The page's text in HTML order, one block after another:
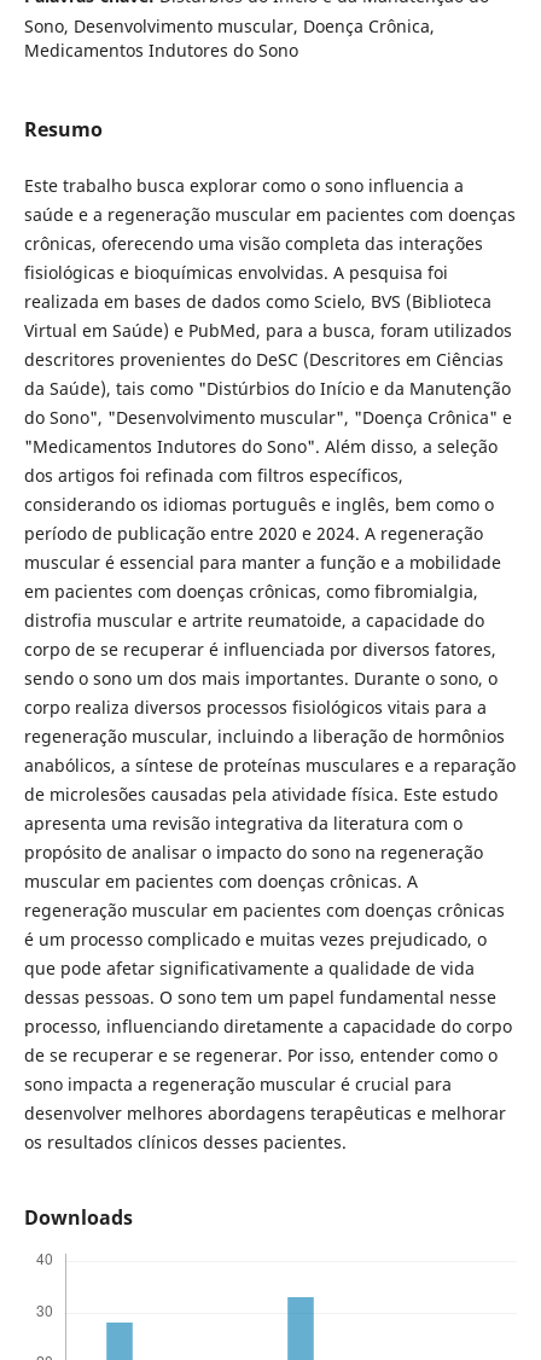
Sono, Desenvolvimento muscular, Doença Crônica,
Medicamentos Indutores do Sono
Resumo
Este trabalho busca explorar como o sono influencia a
saúde e a regeneração muscular em pacientes com doenças
crônicas, oferecendo uma visão completa das interações
fisiológicas e bioquímicas envolvidas. A pesquisa foi
realizada em bases de dados como Scielo, BVS (Biblioteca
Virtual em Saúde) e PubMed, para a busca, foram utilizados
descritores provenientes do DeSC (Descritores em Ciências
da Saúde), tais como "Distúrbios do Início e da Manutenção
do Sono", "Desenvolvimento muscular", "Doença Crônica" e
"Medicamentos Indutores do Sono". Além disso, a seleção
dos artigos foi refinada com filtros específicos,
considerando os idiomas português e inglês, bem como o
período de publicação entre 2020 e 2024. A regeneração
muscular é essencial para manter a função e a mobilidade
em pacientes com doenças crônicas, como fibromialgia,
distrofia muscular e artrite reumatoide, a capacidade do
corpo de se recuperar é influenciada por diversos fatores,
sendo o sono um dos mais importantes. Durante o sono, o
corpo realiza diversos processos fisiológicos vitais para a
regeneração muscular, incluindo a liberação de hormônios
anabólicos, a síntese de proteínas musculares e a reparação
de microlesões causadas pela atividade física. Este estudo
apresenta uma revisão integrativa da literatura com o
propósito de analisar o impacto do sono na regeneração
muscular em pacientes com doenças crônicas. A
regeneração muscular em pacientes com doenças crônicas
é um processo complicado e muitas vezes prejudicado, o
que pode afetar significativamente a qualidade de vida
dessas pessoas. O sono tem um papel fundamental nesse
processo, influenciando diretamente a capacidade do corpo
de se recuperar e se regenerar. Por isso, entender como o
sono impacta a regeneração muscular é crucial para
desenvolver melhores abordagens terapêuticas e melhorar
os resultados clínicos desses pacientes.
Downloads